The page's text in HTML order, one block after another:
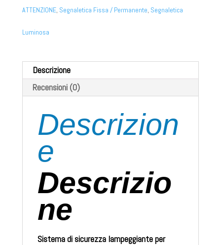
ATTENZIONE, Segnaletica Fissa / Permanente Segnaletica
Luminosa
Descrizione
Recensioni (0)
Descrizion
e
Descrizio
ne
Sistema di sicurezza lampeggiante per